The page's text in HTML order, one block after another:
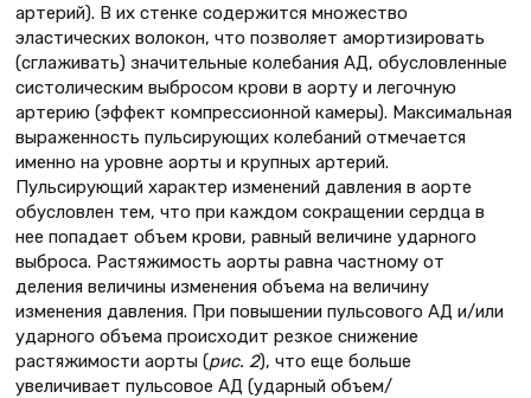
артерий). В их стенке содержится множество
эластических волокон, что позволяет амортизировать
(сглаживать) значительные колебания АД, обусловленные
систолическим выбросом крови в аорту и легочную
артерию (эффект компрессионной камеры). Максимальная
выраженность пульсирующих колебаний отмечается
именно на уровне аорты и крупных артерий.
Пульсирующий характер изменений давления в аорте
обусловлен тем, что при каждом сокращении сердца в
нее попадает объем крови, равный величине ударного
выброса. Растяжимость аорты равна частному от
деления величины изменения объема на величину
изменения давления. При повышении пульсового АД и/или
ударного объема происходит резкое снижение
растяжимости аорты (рис. 2), что еще больше
увеличивает пульсовое АД (ударный объем/